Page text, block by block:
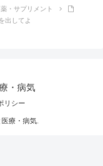
・サプリメント
出してよ
・病気
リシー
療・病気.